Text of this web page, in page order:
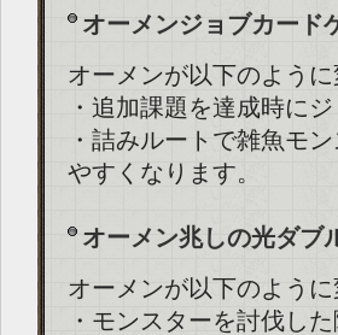
オーメンジョブカード
オーメンが以下のように
・追加課題を達成時に
・詰みルートで雑魚モ
やすくなります。
オーメン兆しの光ダブ
オーメンが以下のように
・モンスターを討伐し